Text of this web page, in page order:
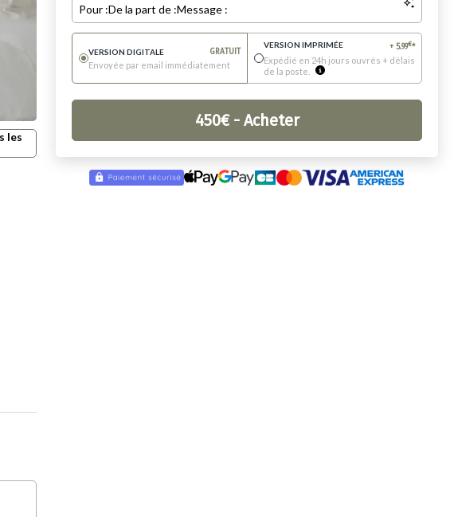
les
Pour :De la part de :Message :
VERSION DIGITALE GRATUIT
Envoyée par email immédiatement
VERSION IMPRIMÉE + 5.99€*
Expédié en 24h jours ouvrés + délais
de la poste.
450€- Acheter